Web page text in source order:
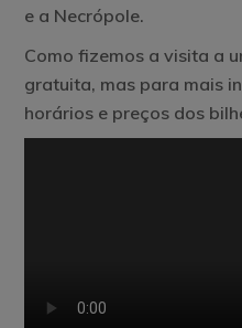
e a Necrópole.
Como fizemos a visita a
gratuita, mas para mais
horários e preços dos